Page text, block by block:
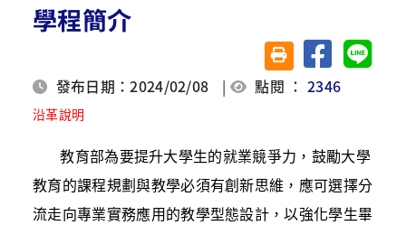
學程簡介
友善列印(另開視窗)
分享至臉書分享
發布日期：2024/02/08 | 點閱 ：2346
沿革說明
教育部為要提升大學生的就業競爭力，鼓勵大學
教育的課程規劃與教學必須有創新思維，應可選擇分
流走向專業實務應用的教學型態設計，以強化學生畢